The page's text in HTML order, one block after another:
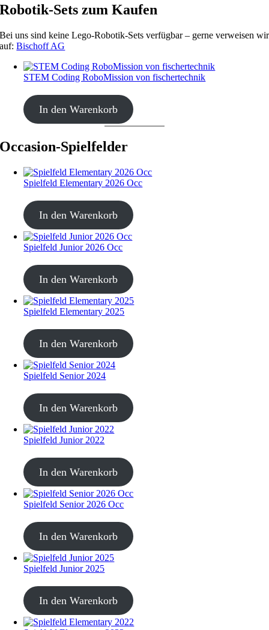
Robotik-Sets zum Kaufen
Bei uns sind keine Lego-Robotik-Sets verfügbar – gerne verweisen wir
auf:Bischoff AG
STEM Coding RoboMission von fischertechnik
CHF499.00
In den Warenkorb
Occasion-Spielfelder
Spielfeld Elementary 2026 Occ
CHF30.00
In den Warenkorb
Spielfeld Junior 2026 Occ
CHF30.00
In den Warenkorb
Spielfeld Elementary 2025
CHF30.00
In den Warenkorb
Spielfeld Senior 2024
CHF20.00
In den Warenkorb
Spielfeld Junior 2022
CHF20.00
In den Warenkorb
Spielfeld Senior 2026 Occ
CHF30.00
In den Warenkorb
Spielfeld Junior 2025
CHF30.00
In den Warenkorb